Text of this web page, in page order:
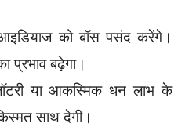
को बॉस पसंद करेंगे।
प्रभाव बढ़ेगा।
या आकस्मिक धन लाभ के
साथ देगी।